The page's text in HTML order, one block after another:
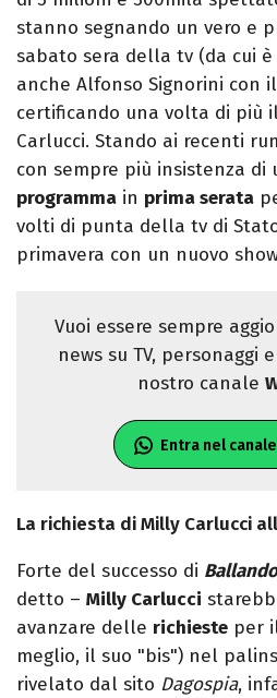
stanno segnando un vero e
sabato sera della tv (da cui
anche Alfonso Signorini con il
certificando una volta di più il
Carlucci. Stando ai recenti
con sempre più insistenza di
programma in prima serata
volti di punta della tv di
primavera con un nuovo
Vuoi essere sempre
news su TV, personaggi
nostro canale
Entra nel
La richiesta di Milly Carlucci
Forte del successo di
detto – Milly Carlucci
avanzare delle richieste per
meglio, il suo "bis") nel
rivelato dal sito Dagospia,